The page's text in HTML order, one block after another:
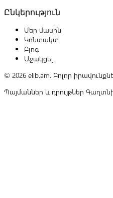
Ընկերություն
Մեր մասին
Կոնտակտ
Բլոգ
Աջակցել
© 2026 elib.am. Բոլոր
Պայմաններ և դրույթներ